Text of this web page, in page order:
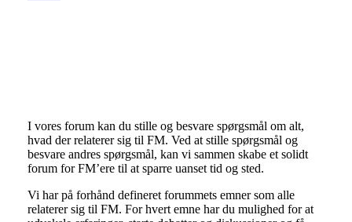
I vores forum kan du stille og besvare spørgsmål om alt,
hvad der relaterer sig til FM. Ved at stille spørgsmål og
besvare andres spørgsmål, kan vi sammen skabe et solidt
forum for FM’ere til at sparre uanset tid og sted.
Vi har på forhånd defineret forummets emner som alle
relaterer sig til FM. For hvert emne har du mulighed for at